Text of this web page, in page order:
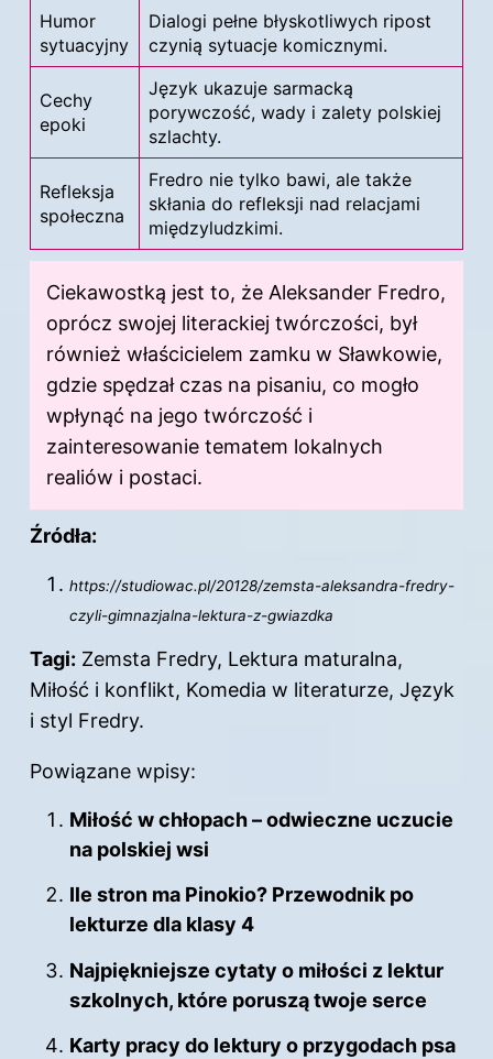
Humor
sytuacyjny
Dialogi pełne błyskotliwych ripost
czynią sytuacje komicznymi.
Cechy
epoki
Język ukazuje sarmacką
porywczość, wady i zalety polskiej
szlachty.
Refleksja
społeczna
Fredro nie tylko bawi, ale także
skłania do refleksji nad relacjami
międzyludzkimi.
Ciekawostką jest to, że Aleksander Fredro,
oprócz swojej literackiej twórczości, był
również właścicielem zamku w Sławkowie,
gdzie spędzał czas na pisaniu, co mogło
wpłynąć na jego twórczość i
zainteresowanie tematem lokalnych
realiów i postaci.
Źródła:
https://studiowac.pl/20128/zemsta-aleksandra-fredry-
czyli-gimnazjalna-lektura-z-gwiazdka
Tagi: Zemsta Fredry, Lektura maturalna,
Miłość i konflikt, Komedia w literaturze, Język
i styl Fredry.
Powiązane wpisy:
Miłość w chłopach – odwieczne uczucie
na polskiej wsi
Ile stron ma Pinokio? Przewodnik po
lekturze dla klasy 4
Najpiękniejsze cytaty o miłości z lektur
szkolnych, które poruszą twoje serce
Karty pracy do lektury o przygodach psa